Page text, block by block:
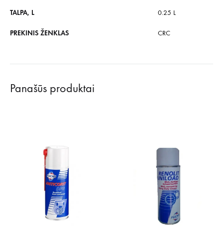
TALPA, L 0.25 L
PREKINIS ŽENKLAS CRC
Panašūs produktai